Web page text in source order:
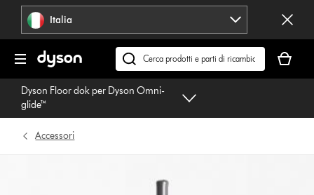
navigazione Italia
Cerca
su
dyson.it
carrello
è
Dyson Floor dok per Dyson Omni-
glide™
Accessori